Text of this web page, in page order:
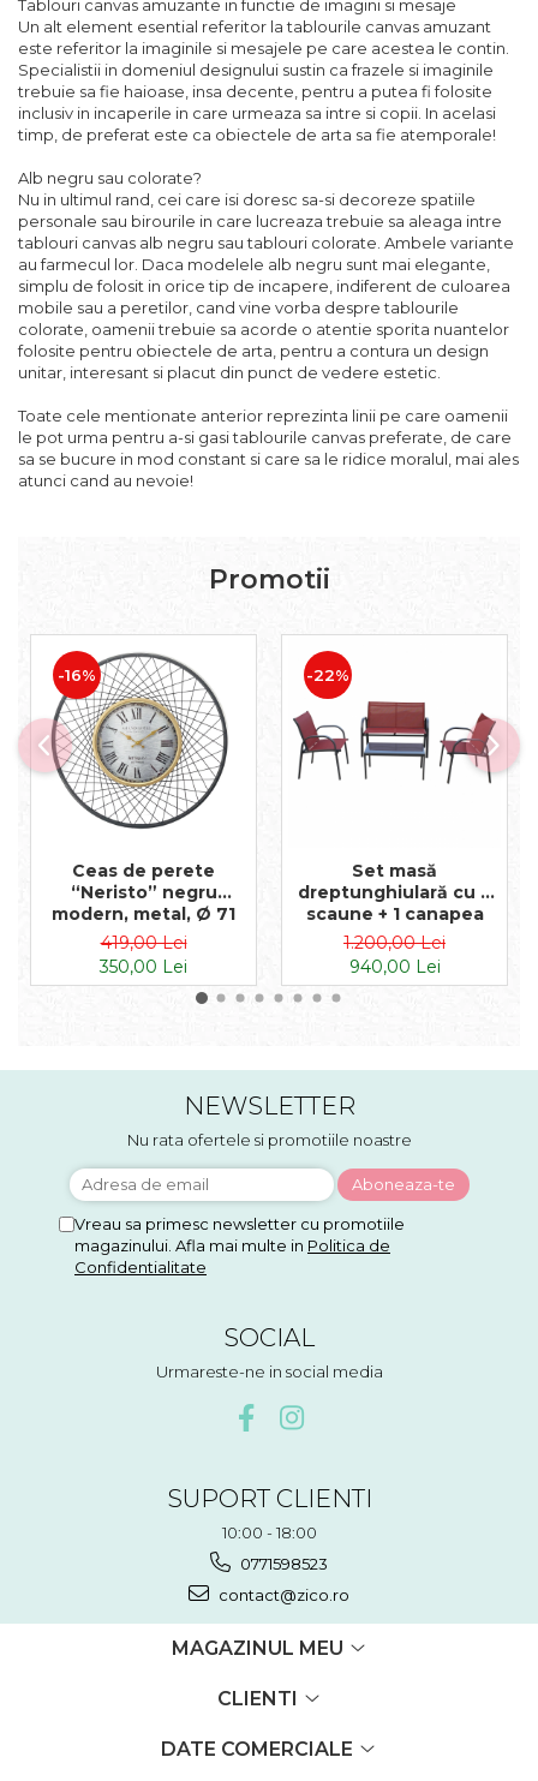
Tablouri canvas amuzante in functie de imagini si mesaje
Un alt element esential referitor la tablourile canvas amuzant
este referitor la imaginile si mesajele pe care acestea le contin.
Specialistii in domeniul designului sustin ca frazele si imaginile
trebuie sa fie haioase, insa decente, pentru a putea fi folosite
inclusiv in incaperile in care urmeaza sa intre si copii. In acelasi
timp, de preferat este ca obiectele de arta sa fie atemporale!
Alb negru sau colorate?
Nu in ultimul rand, cei care isi doresc sa-si decoreze spatiile
personale sau birourile in care lucreaza trebuie sa aleaga intre
tablouri canvas alb negru sau tablouri colorate. Ambele variante
au farmecul lor. Daca modelele alb negru sunt mai elegante,
simplu de folosit in orice tip de incapere, indiferent de culoarea
mobile sau a peretilor, cand vine vorba despre tablourile
colorate, oamenii trebuie sa acorde o atentie sporita nuantelor
folosite pentru obiectele de arta, pentru a contura un design
unitar, interesant si placut din punct de vedere estetic.
Toate cele mentionate anterior reprezinta linii pe care oamenii
le pot urma pentru a-si gasi tablourile canvas preferate, de care
sa se bucure in mod constant si care sa le ridice moralul, mai ales
atunci cand au nevoie!
Promotii
-16%
Ceas de perete
“Neristo” negru
modern, metal, Ø 71
cm
419,00 Lei
350,00 Lei
-22%
Set masă
dreptunghiulară cu 2
scaune + 1 canapea
1.200,00 Lei
940,00 Lei
NEWSLETTER
Nu rata ofertele si promotiile noastre
Vreau sa primesc newsletter cu promotiile
magazinului. Afla mai multe in Politica de
Confidentialitate
SOCIAL
Urmareste-ne in social media
SUPORT CLIENTI
10:00 - 18:00
0771598523
contact@zico.ro
MAGAZINUL MEU
CLIENTI
DATE COMERCIALE